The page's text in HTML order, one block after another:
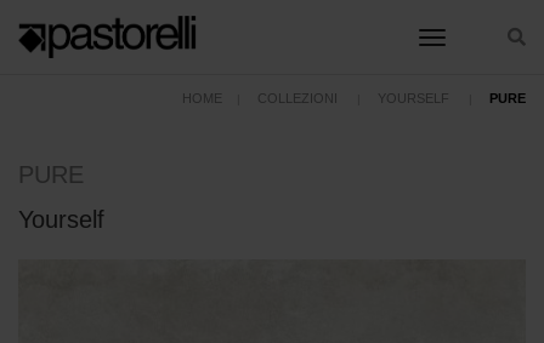
toggle
HOME COLLEZIONI YOURSELF PURE
PURE
Yourself